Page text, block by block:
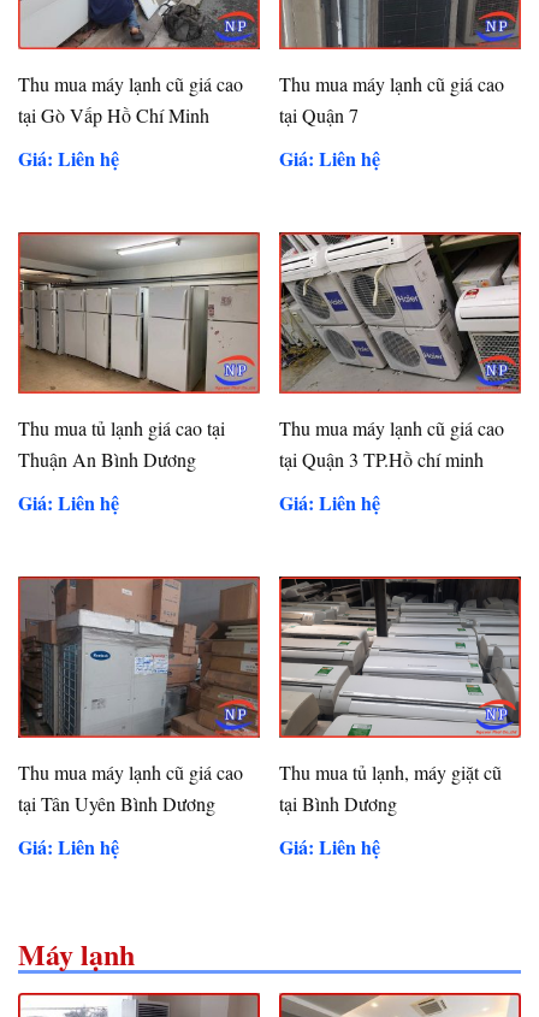
Thu mua máy lạnh cũ giá cao
tại Gò Vấp Hồ Chí Minh
Giá: Liên hệ
Thu mua máy lạnh cũ giá cao
tại Quận 7
Giá: Liên hệ
Thu mua tủ lạnh giá cao tại
Thuận An Bình Dương
Giá: Liên hệ
Thu mua máy lạnh cũ giá cao
tại Quận 3 TP.Hồ chí minh
Giá: Liên hệ
Thu mua máy lạnh cũ giá cao
tại Tân Uyên Bình Dương
Giá: Liên hệ
Thu mua tủ lạnh, máy giặt cũ
tại Bình Dương
Giá: Liên hệ
Máy lạnh